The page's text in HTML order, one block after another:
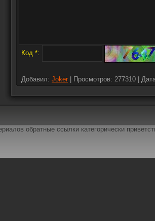
Код *:
Добавил: Joker | Просмотров: 277310 |
обратные ссылки категорически